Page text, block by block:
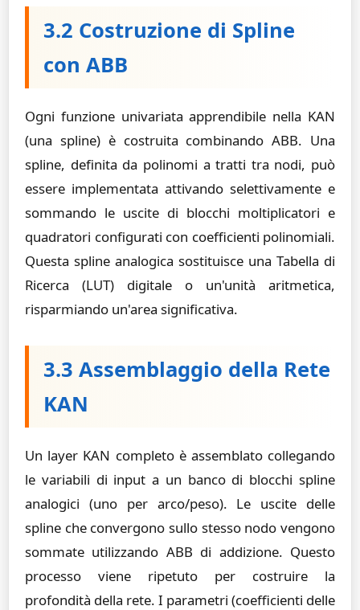
3.2 Costruzione di Spline
con ABB
Ogni funzione univariata apprendibile nella KAN
(una spline) è costruita combinando ABB. Una
spline, definita da polinomi a tratti tra nodi, può
essere implementata attivando selettivamente e
sommando le uscite di blocchi moltiplicatori e
quadratori configurati con coefficienti polinomiali.
Questa spline analogica sostituisce una Tabella di
Ricerca (LUT) digitale o un'unità aritmetica,
risparmiando un'area significativa.
3.3 Assemblaggio della Rete
KAN
Un layer KAN completo è assemblato collegando
le variabili di input a un banco di blocchi spline
analogici (uno per arco/peso). Le uscite delle
spline che convergono sullo stesso nodo vengono
sommate utilizzando ABB di addizione. Questo
processo viene ripetuto per costruire la
profondità della rete. I parametri (coefficienti delle